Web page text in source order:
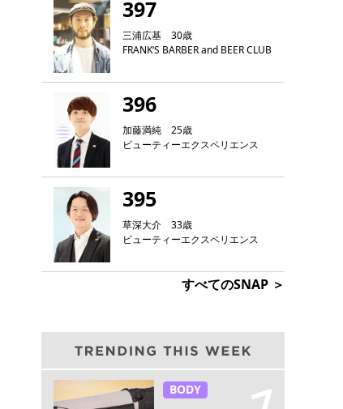
397
三浦広基 30歳
FRANK‘S BARBER and BEER CLUB
396
加藤満純 25歳
ビューティーエクスペリエンス
395
草深大介 33歳
ビューティーエクスペリエンス
すべてのSNAP ＞
BODY